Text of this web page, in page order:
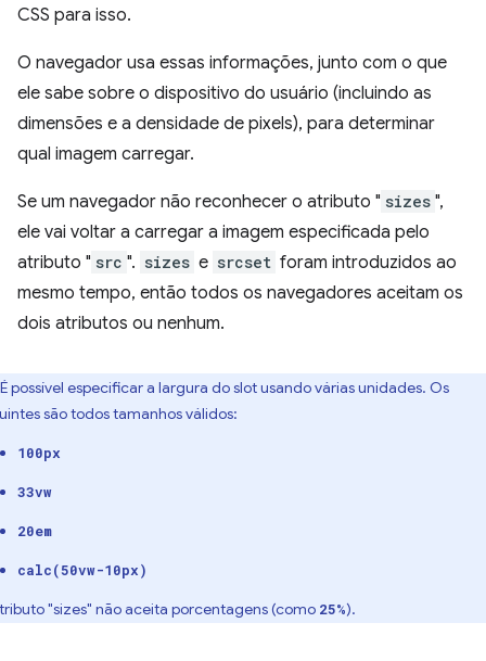
CSS para isso.
O navegador usa essas informações, junto com o que
ele sabe sobre o dispositivo do usuário (incluindo as
dimensões e a densidade de pixels), para determinar
qual imagem carregar.
Se um navegador não reconhecer o atributo " sizes ",
ele vai voltar a carregar a imagem especificada pelo
atributo " src ". sizes e srcset foram introduzidos ao
mesmo tempo, então todos os navegadores aceitam os
dois atributos ou nenhum.
É possível especificar a largura do slot usando várias unidades. Os
são todos tamanhos válidos:
100px
33vw
20em
calc(50vw-10px)
"sizes" não aceita porcentagens (como 25%).